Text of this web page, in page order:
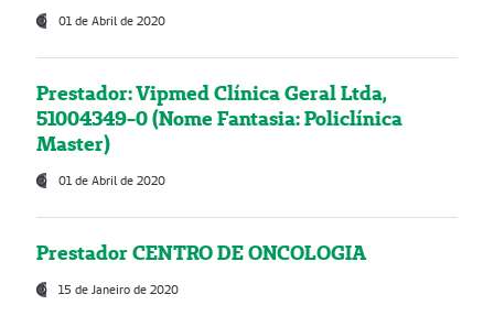
01 de Abril de 2020
Prestador: Vipmed Clínica Geral Ltda,
51004349-0 (Nome Fantasia: Policlínica
Master)
01 de Abril de 2020
Prestador CENTRO DE ONCOLOGIA
15 de Janeiro de 2020